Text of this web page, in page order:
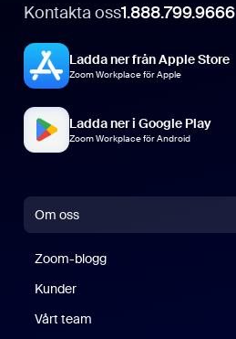
Kontakta oss1.888.799.9666
Ladda ner från Apple Store
Zoom Workplace för Apple
Ladda ner i Google Play
Zoom Workplace för Android
Om oss
Zoom-blogg
Kunder
Vårt team